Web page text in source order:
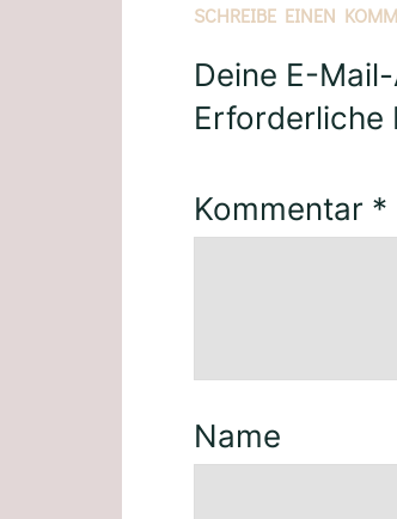
SCHREIBE EINEN
Deine E-
Erforderliche
Kommentar *
Name